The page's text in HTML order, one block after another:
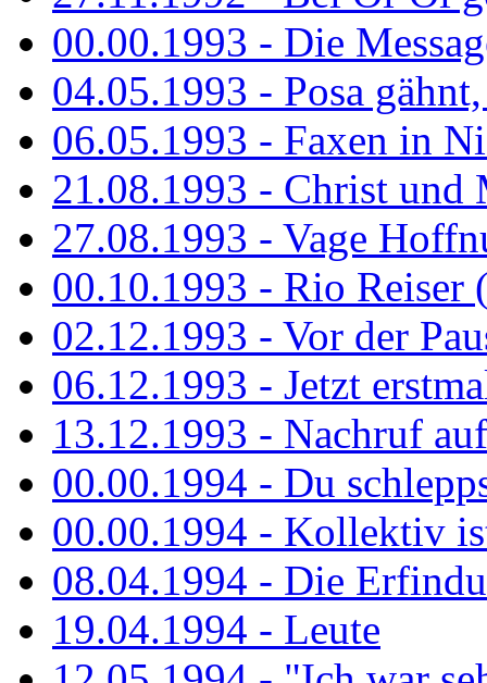
00.00.1993 - Die
04.05.1993 - Posa
06.05.1993 - Faxen in
21.08.1993 - Christ und
27.08.1993 - Vage
00.10.1993 - Rio Reiser
02.12.1993 - Vor der
06.12.1993 - Jetzt
13.12.1993 - Nachruf
00.00.1994 - Du
00.00.1994 - Kollektiv
08.04.1994 - Die
19.04.1994 - Leute